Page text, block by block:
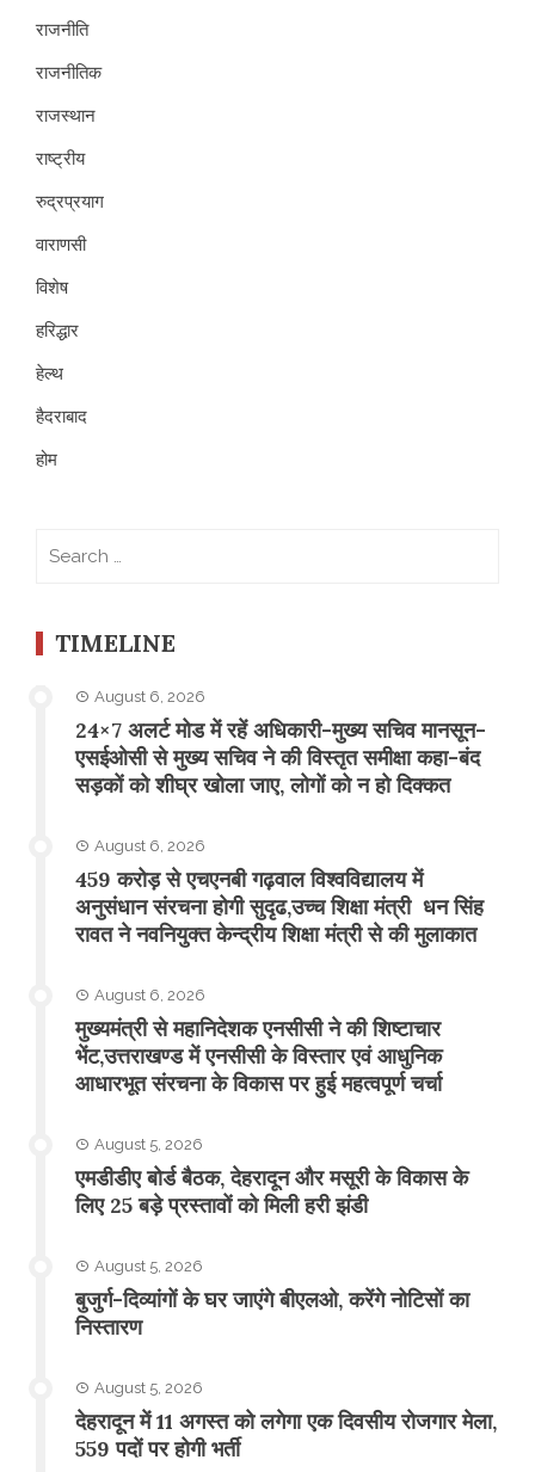
राजनीति
राजनीतिक
राजस्थान
राष्ट्रीय
रुद्रप्रयाग
वाराणसी
विशेष
हरिद्धार
हेल्थ
हैदराबाद
होम
TIMELINE
August 6, 2026
24×7 अलर्ट मोड में रहें अधिकारी-मुख्य सचिव मानसून-
एसईओसी से मुख्य सचिव ने की विस्तृत समीक्षा कहा-बंद
सड़कों को शीघ्र खोला जाए, लोगों को न हो दिक्कत
August 6, 2026
459 करोड़ से एचएनबी गढ़वाल विश्वविद्यालय में
अनुसंधान संरचना होगी सुदृढ,उच्च शिक्षा मंत्री धन सिंह
रावत ने नवनियुक्त केन्द्रीय शिक्षा मंत्री से की मुलाकात
August 6, 2026
मुख्यमंत्री से महानिदेशक एनसीसी ने की शिष्टाचार
भेंट,उत्तराखण्ड में एनसीसी के विस्तार एवं आधुनिक
आधारभूत संरचना के विकास पर हुई महत्वपूर्ण चर्चा
August 5, 2026
एमडीडीए बोर्ड बैठक, देहरादून और मसूरी के विकास के
लिए 25 बड़े प्रस्तावों को मिली हरी झंडी
August 5, 2026
बुजुर्ग-दिव्यांगों के घर जाएंगे बीएलओ, करेंगे नोटिसों का
निस्तारण
August 5, 2026
​देहरादून में 11 अगस्त को लगेगा एक दिवसीय रोजगार मेला,
559 पदों पर होगी भर्ती